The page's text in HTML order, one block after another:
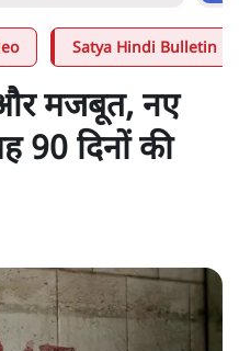
Satya Hindi Bulletin
मजबूत, नए
90 दिनों की